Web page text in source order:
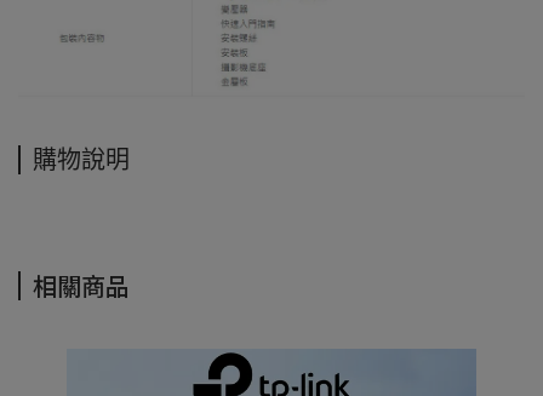
購物說明
相關商品